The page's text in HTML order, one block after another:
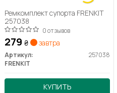
Ремкомплект супорта FRENKIT
257038
0 отзывов
279 ₴ завтра
Артикул:
257038
FRENKIT
КУПИТЬ